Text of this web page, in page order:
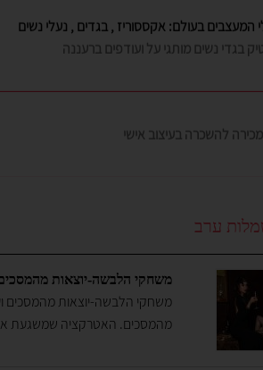
שמלות שושבינה , שמלות ארועים לנערות
ערב
משחקי הלבשה-יוצאות
משחקי הלבשה-יוצאות מהמסכים
מהמסכים. האטרקציה שמשגעת